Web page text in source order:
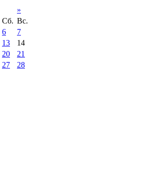
»
Сб. Вс.
6
7
13
14
20
21
27
28